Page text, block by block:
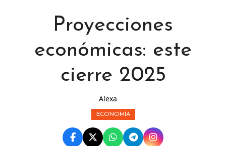
Proyecciones
económicas: este
cierre 2025
Alexa
ECONOMÍA